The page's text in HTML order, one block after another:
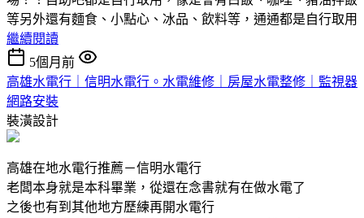
等另外還有麵食、小點心、冰品、飲料等，通通都是自行取用
繼續閱讀
5個月前
高雄水電行｜信明水電行。水電維修｜房屋水電整修｜監視器
網路安裝
裝潢設計
高雄在地水電行推薦－信明水電行
老闆本身就是本科畢業，從還在念書就有在做水電了
之後也有到其他地方歷練再開水電行